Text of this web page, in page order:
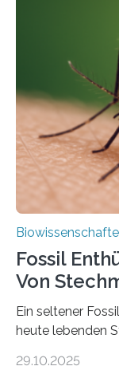
Grünalgen, die
lebten. Unter
die noch heute
Süßwasseralge
dieser Gruppe
mit
nächsten…
Fossil
Von
Ein seltener
heute lebenden
29.10.2025